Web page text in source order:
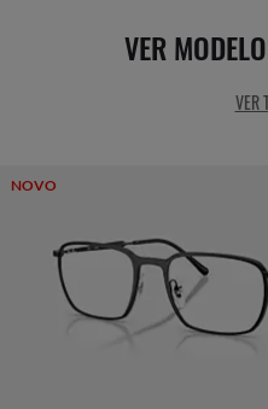
VER
VER
NOVO